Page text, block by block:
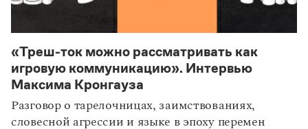
«Треш-ток можно рассматривать как
игровую коммуникацию». Интервью
Максима Кронгауза
Разговор о тарелочницах, заимствованиях,
словесной агрессии и языке в эпоху перемен